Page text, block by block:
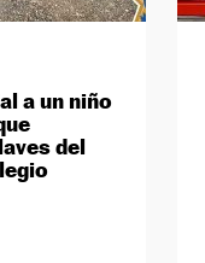
a un niño
del